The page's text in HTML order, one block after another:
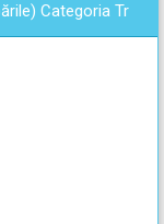
Categoria Tr